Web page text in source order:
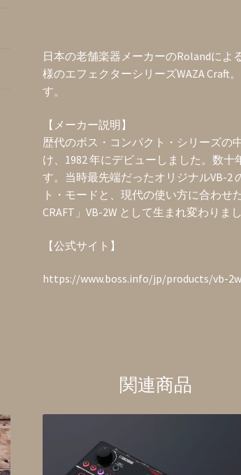
ト
黒
個
日本の老舗楽器メーカーのRolandによ
様のエフェクターシリーズWAZA Craft
す。
【メーカー説明】
歴代のボス・コンパクト・シリーズの
け、1982 年にデビューしました。数
す。当時最先端だったオリジナルVB-2
ト・モードと、現代の使い方に合わせ
CRAFT」VB-2W として生まれ変わりまし
【公式サイト】
https://www.boss.info/jp/products/vb-
関連商品